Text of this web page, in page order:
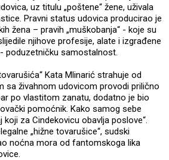
uz titulu „poštene“ žene, uživala
Pravni status udovica producirao je
žena – pravih „muškobanja“ - koje su
njihove profesije, alate i izgrađene
poduzetničku samostalnost.
Kata Mlinarić strahuje od
sa živahnom udovicom provodi prilično
po vlastitom zanatu, dodatno je bio
pomoćnik. Kako samog sebe
koji za Cindekovicu obavlja poslove“.
„hižne tovarušice“, sudski
noćna mora od fantomskoga lika